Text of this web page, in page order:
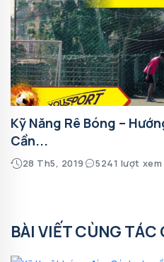
Kỹ Năng Rê Bóng –
Cần...
28 Th5, 2019 5241 lượt xem
BÀI VIẾT CÙNG TÁC